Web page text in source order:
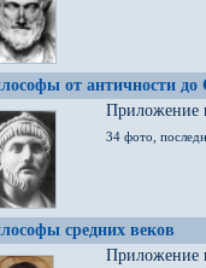
от античности до
Приложение
34 фото,
средних веков
Приложение